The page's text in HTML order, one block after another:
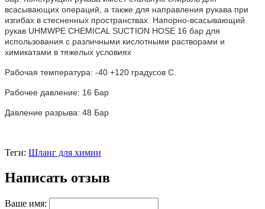
всасывающих операций, а также для направления рукава при
изгибах в стесненных пространствах. Напорно-всасывающий
рукав UHMWPE CHEMICAL SUCTION HOSE 16 бар для
использования с различными кислотными растворами и
химикатами в тяжелых условиях
Рабочая температура: -40 +120 градусов С.
Рабочее давление: 16 Бар
Давление разрыва: 48 Бар
Теги: Шланг для химии
Написать отзыв
Ваше имя: